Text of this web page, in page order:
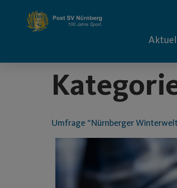
springen
Umfrage “Nürnberger